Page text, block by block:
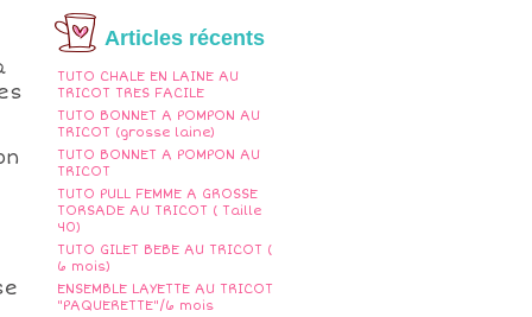
Articles récents
TUTO CHALE EN LAINE AU
TRICOT TRES FACILE
TUTO BONNET A POMPON AU
TRICOT (grosse laine)
TUTO BONNET A POMPON AU
TRICOT
TUTO PULL FEMME A GROSSE
TORSADE AU TRICOT ( Taille
40)
TUTO GILET BEBE AU TRICOT (
6 mois)
ENSEMBLE LAYETTE AU TRICOT
"PAQUERETTE"/6 mois